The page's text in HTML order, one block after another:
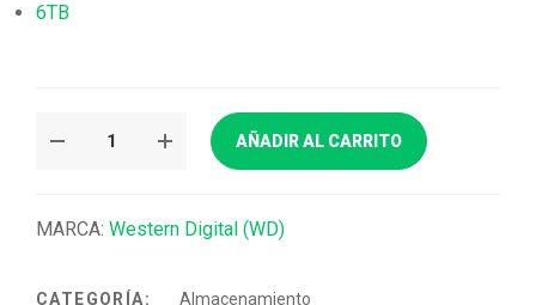
6TB
AÑADIR AL CARRITO
MARCA: Western Digital (WD)
CATEGORÍA: Almacenamiento